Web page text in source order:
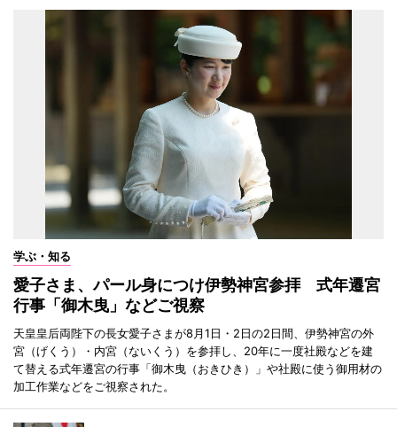
学ぶ・知る
愛子さま、パール身につけ伊勢神宮参拝 式年遷宮
行事「御木曳」などご視察
天皇皇后両陛下の長女愛子さまが8月1日・2日の2日間、伊勢神宮の外
宮（げくう）・内宮（ないくう）を参拝し、20年に一度社殿などを建
て替える式年遷宮の行事「御木曳（おきひき）」や社殿に使う御用材の
加工作業などをご視察された。